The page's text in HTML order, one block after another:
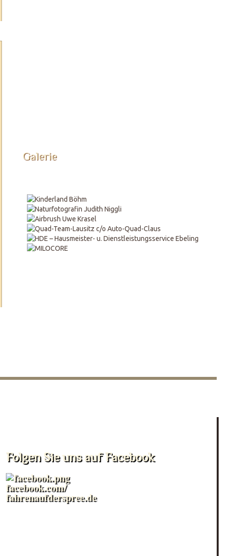
Galerie
Folgen Sie uns auf Facebook
facebook.com/
fahrenaufderspree.de